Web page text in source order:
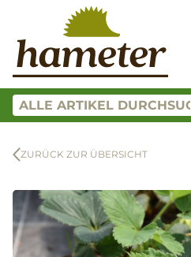
ZURÜCK ZUR ÜBERSICHT